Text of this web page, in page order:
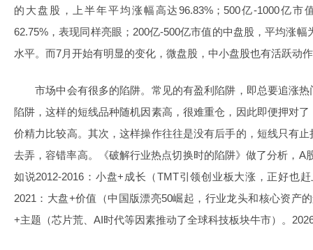
的大盘股，上半年平均涨幅高达96.83%；500亿-1000亿
62.75%，表现同样亮眼；200亿-500亿市值的中盘股，平均涨幅
水平。而7月开始有明显的变化，微盘股，中小盘股也有活跃动
市场中会有很多的陷阱。常见的有盈利陷阱，即总要追涨热
陷阱，这样的短线品种随机因素高，很难重仓，因此即便押对
价精力比较高。其次，这样操作往往是没有后手的，短线只有
去弄，容错率高。《破解行业热点切换时的陷阱》做了分析，A
如说2012-2016：小盘+成长（TMT引领创业板大涨，正好也
2021：大盘+价值（中国版漂亮50崛起，行业龙头和核心资产
+主题（芯片荒、AI时代等因素推动了全球科技板块牛市）。